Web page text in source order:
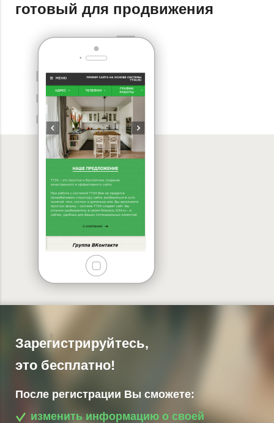
готовый для продвижения
Зарегистрируйтесь,
это бесплатно!
После регистрации Вы сможете:
изменить информацию о своей